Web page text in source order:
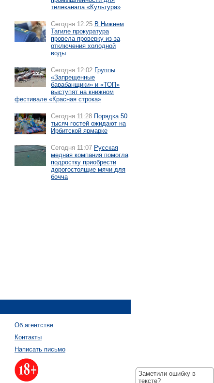
телеканала «Культура»
Сегодня 12:25 В Нижнем
Тагиле прокуратура
провела проверку из-за
отключения холодной
воды
Сегодня 12:02 Группы
«Запрещенные
барабанщики» и «ТОП»
выступят на книжном
фестивале «Красная строка»
Сегодня 11:28 Порядка 50
тысяч гостей ожидают на
Ирбитской ярмарке
Сегодня 11:07 Русская
медная компания помогла
подростку приобрести
дорогостоящие мячи для
бочча
Об агентстве
Контакты
Написать письмо
Заметили ошибку в
тексте?